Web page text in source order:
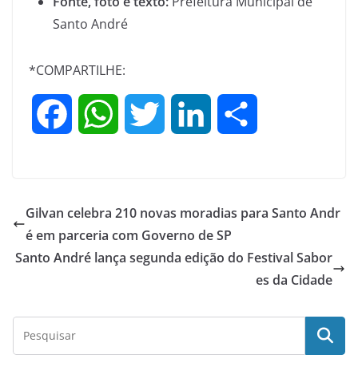
Santo André
*COMPARTILHE:
e
o
o
t
A
p
t
e
r
k
d
I
e
Gilvan celebra 210 novas moradias para Santo Andr
é em parceria com Governo de SP
Santo André lança segunda edição do Festival Sabor
es da Cidade